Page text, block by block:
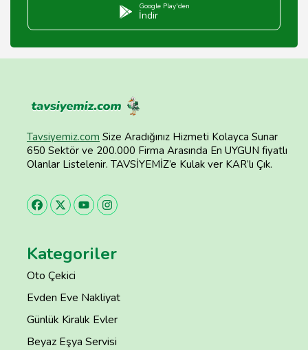
Google Play'den
İndir
Tavsiyemiz.com Size Aradığınız Hizmeti Kolayca Sunar
650 Sektör ve 200.000 Firma Arasında En UYGUN fiyatlı
Olanlar Listelenir. TAVSİYEMİZ’e Kulak ver KAR’lı Çık.
Kategoriler
Oto Çekici
Evden Eve Nakliyat
Günlük Kiralık Evler
Beyaz Eşya Servisi